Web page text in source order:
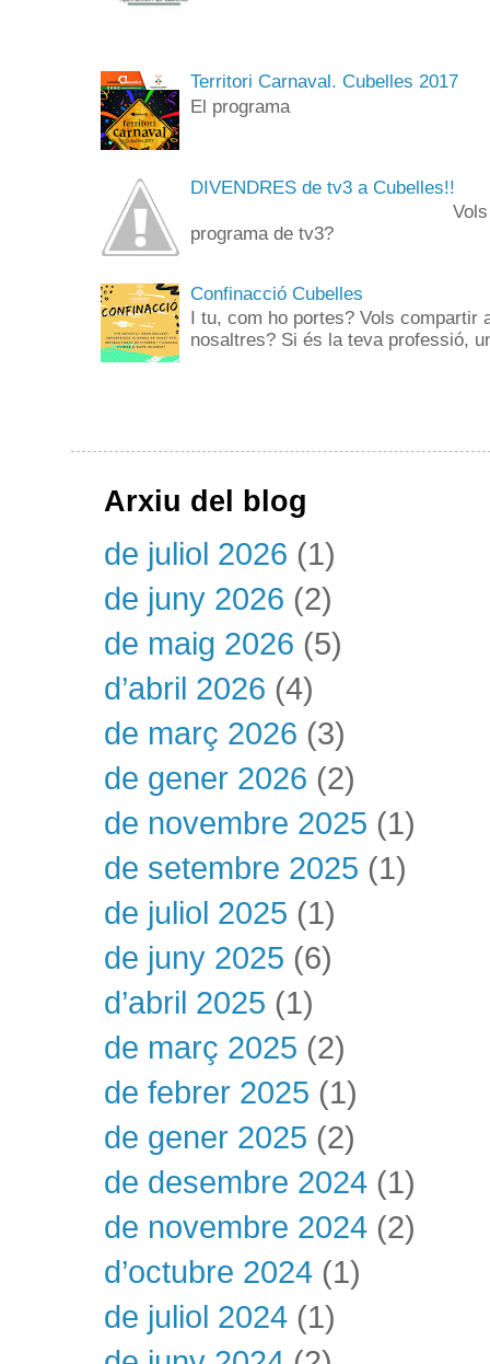
Territori Carnaval. Cubelles 2017
El programa
DIVENDRES de tv3 a Cubelles!!
Vols anar de
programa de tv3?
Confinacció Cubelles
I tu, com ho portes? Vols compartir
nosaltres? Si és la teva professió,
Arxiu del blog
de juliol 2026 (1)
de juny 2026 (2)
de maig 2026 (5)
d’abril 2026 (4)
de març 2026 (3)
de gener 2026 (2)
de novembre 2025 (1)
de setembre 2025 (1)
de juliol 2025 (1)
de juny 2025 (6)
d’abril 2025 (1)
de març 2025 (2)
de febrer 2025 (1)
de gener 2025 (2)
de desembre 2024 (1)
de novembre 2024 (2)
d’octubre 2024 (1)
de juliol 2024 (1)